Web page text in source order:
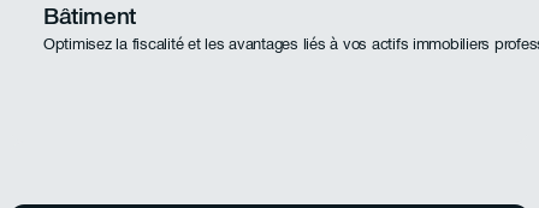
Bâtiment
Optimisez la fiscalité et les avantages liés à vos actifs immobiliers